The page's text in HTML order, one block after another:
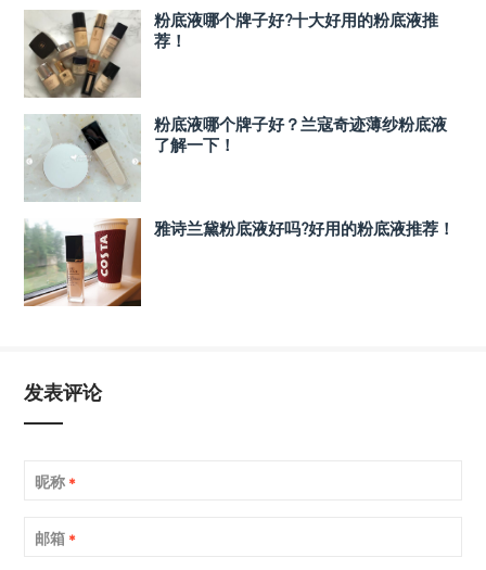
粉底液哪个牌子好?十大好用的粉底液推
荐！
粉底液哪个牌子好？兰寇奇迹薄纱粉底液
了解一下！
雅诗兰黛粉底液好吗?好用的粉底液推荐！
发表评论
昵称 *
邮箱 *